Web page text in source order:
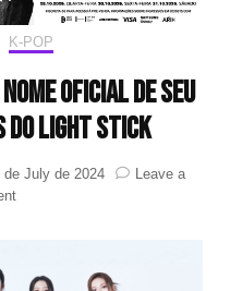
K-POP
nome oficial de seu
do light stick
de July de 2024
Leave a
on
oficial